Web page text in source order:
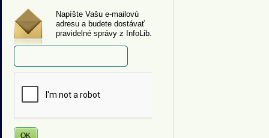
Napíšte Vašu e-mailovú
adresu a budete dostávať
pravidelné správy z InfoLib.